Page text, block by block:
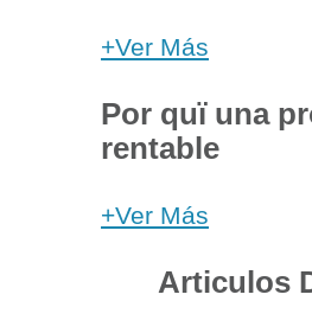
+Ver Más
Por quï una
rentable
+Ver Más
Articulos